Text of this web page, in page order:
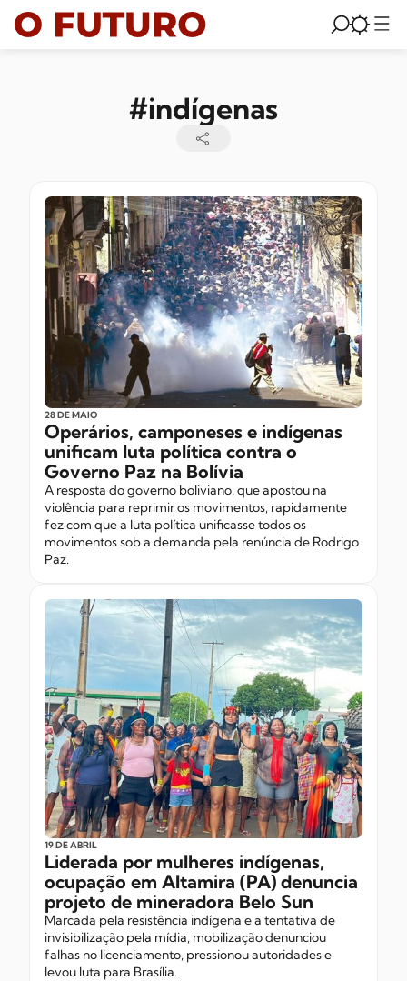
#indígenas
28 DE MAIO
Operários, camponeses e indígenas
unificam luta política contra o
Governo Paz na Bolívia
A resposta do governo boliviano, que apostou na
violência para reprimir os movimentos, rapidamente
fez com que a luta política unificasse todos os
movimentos sob a demanda pela renúncia de Rodrigo
Paz.
19 DE ABRIL
Liderada por mulheres indígenas,
ocupação em Altamira (PA) denuncia
projeto de mineradora Belo Sun
Marcada pela resistência indígena e a tentativa de
invisibilização pela mídia, mobilização denunciou
falhas no licenciamento, pressionou autoridades e
levou luta para Brasília.